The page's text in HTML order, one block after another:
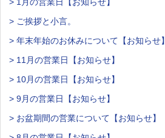
> ご挨拶と小言。
> 年末年始のお休みについて【お知らせ】
> 11月の営業日【お知らせ】
> 10月の営業日【お知らせ】
> 9月の営業日【お知らせ】
> お盆期間の営業について【お知らせ】